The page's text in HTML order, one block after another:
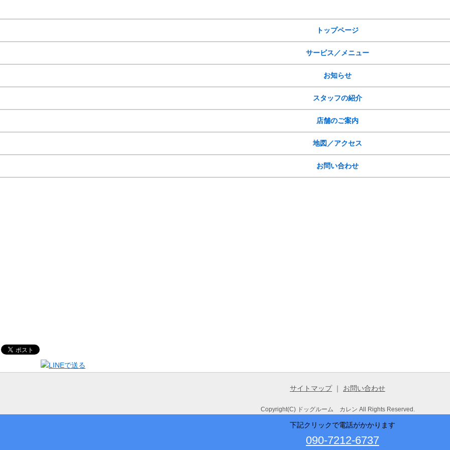
トップページ
サービス／メニュー
お知らせ
スタッフの紹介
店舗のご案内
地図／アクセス
お問い合わせ
サイトマップ｜ お問い合わせ
Copyright(C) ドッグルーム カレン All Rights Reserved.
下記クリックで電話がかかります
090-7212-6737